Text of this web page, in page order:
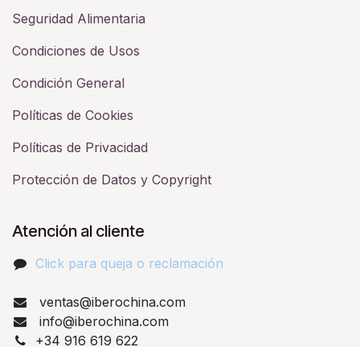
Seguridad Alimentaria
Condiciones de Usos
Condición General
Políticas de Cookies
Políticas de Privacidad
Protección de Datos y Copyright
Atención al cliente
Click para queja o reclamación​
ventas@iberochina.com
info@iberochina.com
+34 916 619 622